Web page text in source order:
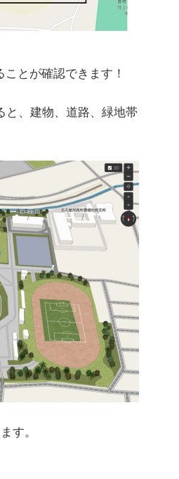
とが確認できます！
と、建物、道路、緑地帯
す。